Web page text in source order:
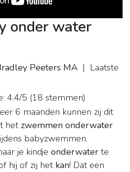
onder water
Peeters MA | Laatste
4.4/5 (18 stemmen)
6 maanden kunnen zij dit
het zwemmen onderwater
babyzwemmen.
je kindje onderwater te
hij of zij het kan! Dat een